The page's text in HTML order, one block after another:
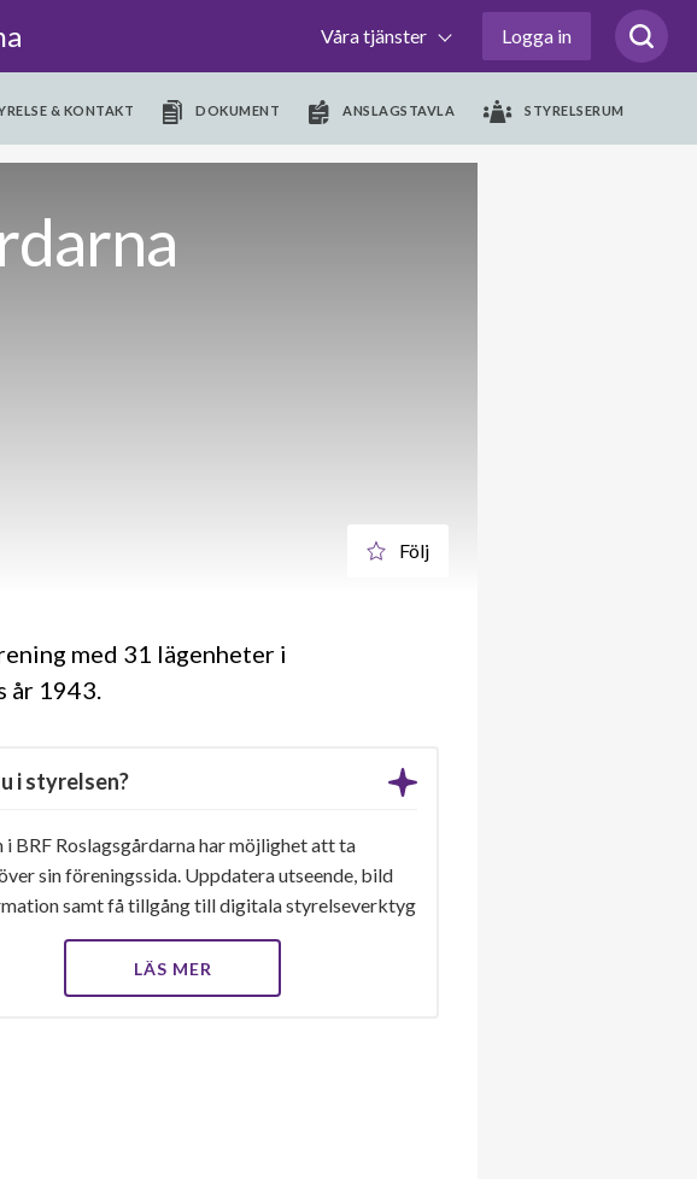
Våra tjänster Logga in
& KONTAKT DOKUMENT ANSLAGSTAVLA STYRELSERUM
Följ
med 31 lägenheter i
år 1943
i styrelsen?
i BRF Roslagsgårdarna har möjlighet att ta
sin föreningssida. Uppdatera utseende, bild
samt få tillgång till digitala styrelseverktyg
LÄS MER